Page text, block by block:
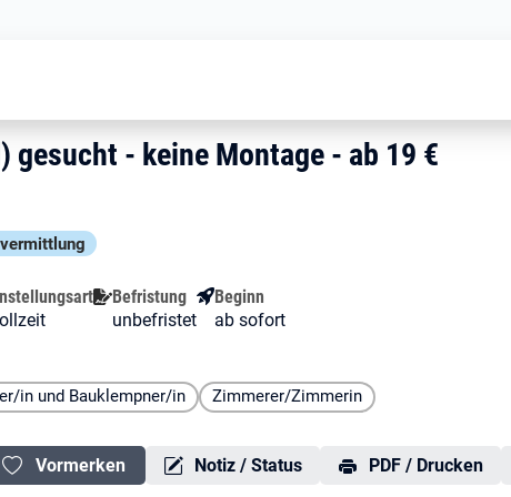
(m/w/d) gesucht - keine
d) gesucht - keine Montage -
gesucht - keine Montage - ab 19 €
gesucht - keine Montage - ab 19 €
Befristung
unbefristet
Beginn
ab sofort
in und Bauklempner/in Zimmerer/Zimmerin
Vormerken Notiz / Status PDF / Drucken